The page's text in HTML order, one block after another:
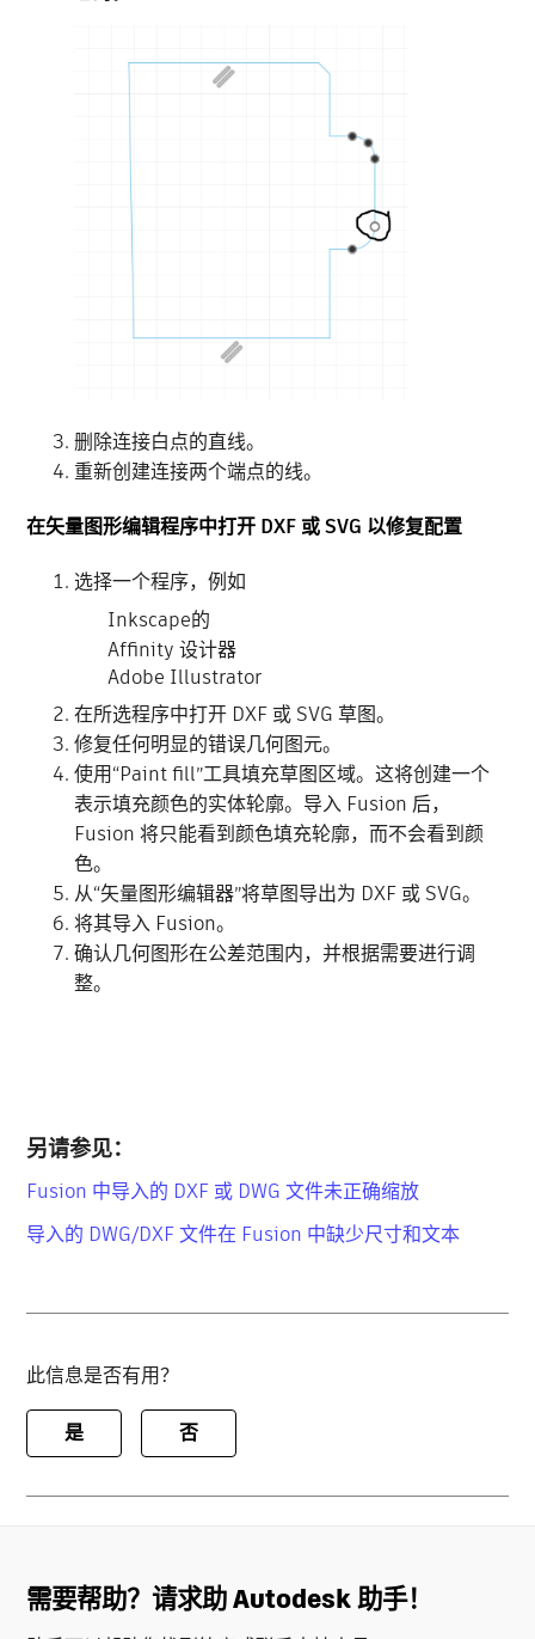
删除连接白点的直线。
重新创建连接两个端点的线。
在矢量图形编辑程序中打开 DXF 或 SVG 以修复配置
选择一个程序，例如
Inkscape的
Affinity 设计器
Adobe Illustrator
在所选程序中打开 DXF 或 SVG 草图。
修复任何明显的错误几何图元。
使用“Paint fill”工具填充草图区域。这将创建一个
表示填充颜色的实体轮廓。导入 Fusion 后，
Fusion 将只能看到颜色填充轮廓，而不会看到颜
色。
从“矢量图形编辑器”将草图导出为 DXF 或 SVG。
将其导入 Fusion。
确认几何图形在公差范围内，并根据需要进行调
整。
另请参见：
Fusion 中导入的 DXF 或 DWG 文件未正确缩放
导入的 DWG/DXF 文件在 Fusion 中缺少尺寸和文本
此信息是否有用？
是 否
需要帮助？请求助 Autodesk 助手！